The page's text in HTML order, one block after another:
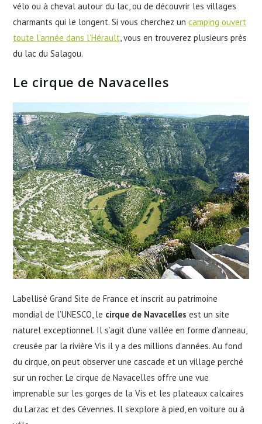
vélo ou à cheval autour du lac, ou de découvrir les villages
charmants qui le longent. Si vous cherchez uncamping ouvert
toute l’année dans l’Hérault, vous en trouverez plusieurs près
du lac du Salagou.
Le cirque de Navacelles
Labellisé Grand Site de France et inscrit au patrimoine
mondial de l’UNESCO, le cirque de Navacellesest un site
naturel exceptionnel. Il s’agit d’une vallée en forme d’anneau,
creusée par la rivière Vis il y a des millions d’années. Au fond
du cirque, on peut observer une cascade et un village perché
sur un rocher. Le cirque de Navacelles offre une vue
imprenable sur les gorges de la Vis et les plateaux calcaires
du Larzac et des Cévennes. Il s’explore à pied, en voiture ou à